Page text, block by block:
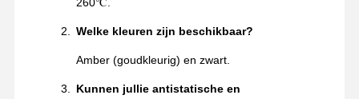
260℃.
Welke kleuren zijn beschikbaar?
Amber (goudkleurig) en zwart.
Kunnen jullie antistatische en